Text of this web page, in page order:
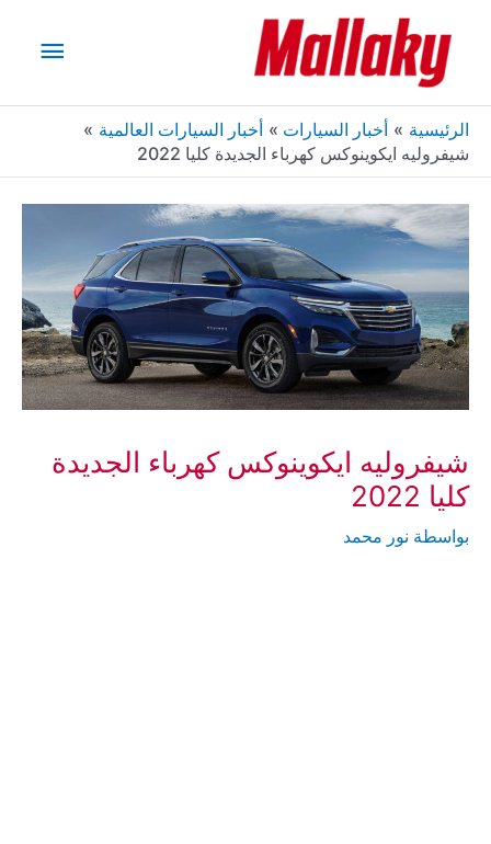
المحتوى
الرئيسية أخبار السيارات
أخبار السيارات العالمية
شيفروليه ايكوينوكس كهرباء الجديدة كليا 2022
شيفروليه ايكوينوكس كهرباء الجديدة
كليا 2022
بواسطة نور محمد